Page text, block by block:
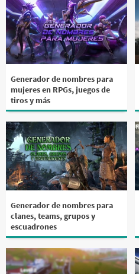
Generador de nombres para
mujeres en RPGs, juegos de
tiros y más
Generador de nombres para
clanes, teams, grupos y
escuadrones